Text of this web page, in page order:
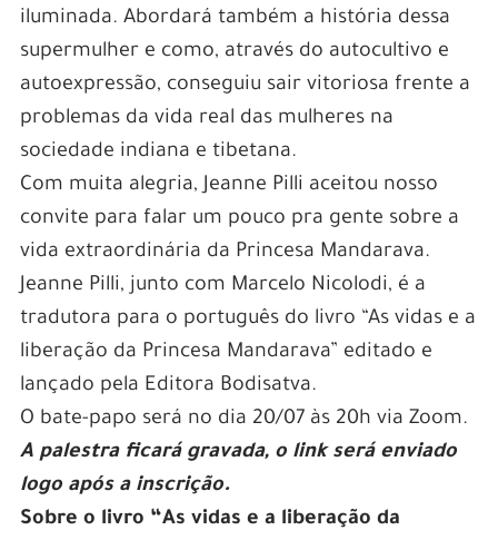
iluminada. Abordará também a história dessa
supermulher e como, através do autocultivo e
autoexpressão, conseguiu sair vitoriosa frente a
problemas da vida real das mulheres na
sociedade indiana e tibetana.
Com muita alegria, Jeanne Pilli aceitou nosso
convite para falar um pouco pra gente sobre a
vida extraordinária da Princesa Mandarava.
Jeanne Pilli, junto com Marcelo Nicolodi, é a
tradutora para o português do livro “As vidas e a
liberação da Princesa Mandarava” editado e
lançado pela Editora Bodisatva.
O bate-papo será no dia 20/07 às 20h via Zoom.
A palestra ficará gravada, o link será enviado
logo após a inscrição.
Sobre o livro “As vidas e a liberação da